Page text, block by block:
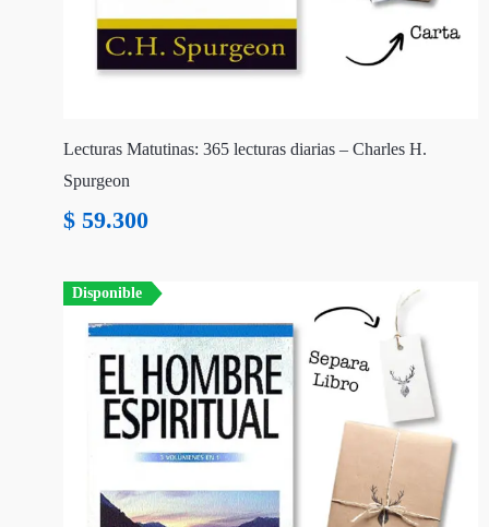
Lecturas Matutinas: 365 lecturas diarias – Charles H.
Spurgeon
$ 59.300
Disponible